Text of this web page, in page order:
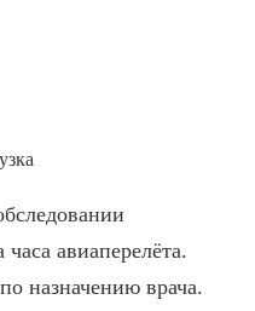
авиаперелёта.
назначению врача.